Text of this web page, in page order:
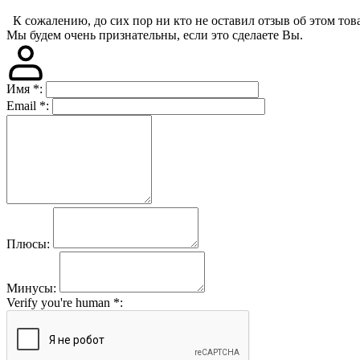
К сожалению, до сих пор ни кто не оставил отзыв об этом
Мы будем очень признательны, если это сделаете Вы.
Имя *:
Email *:
Плюсы:
Минусы:
Verify you're human *: